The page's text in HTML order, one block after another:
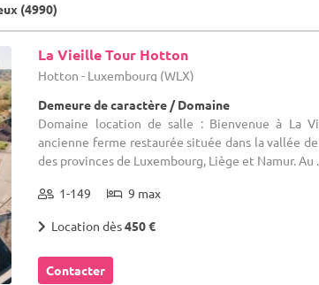
(4990)
La Vieille Tour Hotton
Hotton - Luxembourg (WLX)
Demeure de caractère / Domaine
Domaine location de salle : Bienvenue à La
ancienne ferme restaurée située dans la vallée
des provinces de Luxembourg, Liège et Namur. Au
1-149 9 max
Location dès450 €
Contacter